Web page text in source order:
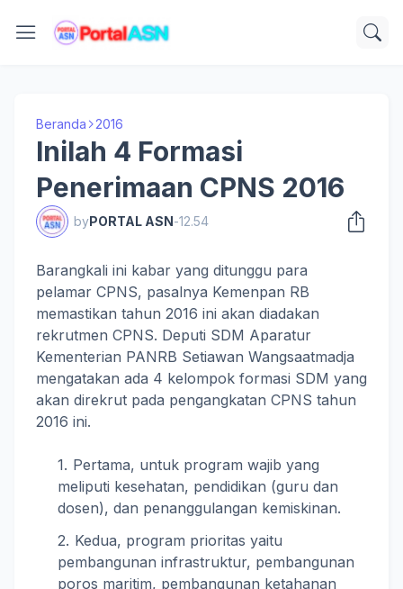
Beranda 2016
Inilah 4 Formasi
Penerimaan CPNS 2016
byPORTAL ASN-12.54
Barangkali ini kabar yang ditunggu para
pelamar CPNS, pasalnya Kemenpan RB
memastikan tahun 2016 ini akan diadakan
rekrutmen CPNS. Deputi SDM Aparatur
Kementerian PANRB Setiawan Wangsaatmadja
mengatakan ada 4 kelompok formasi SDM yang
akan direkrut pada pengangkatan CPNS tahun
2016 ini.
Pertama, untuk program wajib yang
meliputi kesehatan, pendidikan (guru dan
dosen), dan penanggulangan kemiskinan.
Kedua, program prioritas yaitu
pembangunan infrastruktur, pembangunan
poros maritim, pembangunan ketahanan